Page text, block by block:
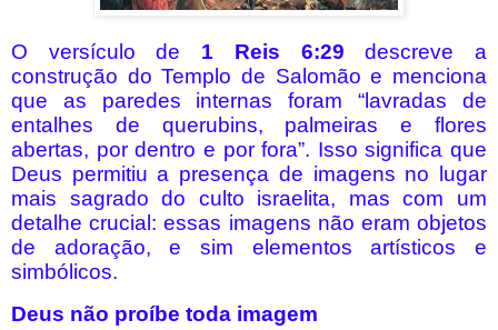
O versículo de 1 Reis 6:29 descreve a
construção do Templo de Salomão e menciona
que as paredes internas foram “lavradas de
entalhes de querubins, palmeiras e flores
abertas, por dentro e por fora”. Isso significa que
Deus permitiu a presença de imagens no lugar
mais sagrado do culto israelita, mas com um
detalhe crucial: essas imagens não eram objetos
de adoração, e sim elementos artísticos e
simbólicos.
Deus não proíbe toda imagem